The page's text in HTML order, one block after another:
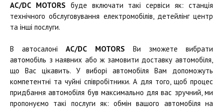
AC/DC MOTORS буде включати такі сервіси як: станція
технічного обслуговування електромобілів, детейлінг центр
та інші послуги.
В автосалоніAC/DC MOTORS Ви зможете вибрати
автомобіль з наявних або ж замовити доставку автомобіля,
що Вас цікавить. У виборі автомобіля Вам допоможуть
компетентні та чуйні співробітники. А для того, щоб процес
придбання автомобіля був максимально для вас зручний, ми
пропонуємо такі послуги як: обмін вашого автомобіля на